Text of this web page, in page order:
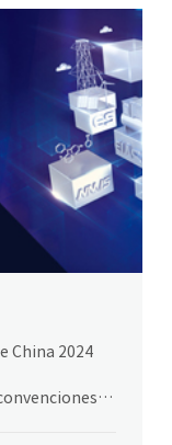
China 2024